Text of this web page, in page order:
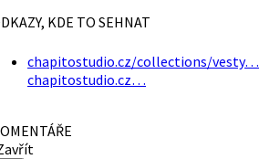
KDE TO SEHNAT
chapitostudio.cz/collections/vesty…
chapitostudio.cz…